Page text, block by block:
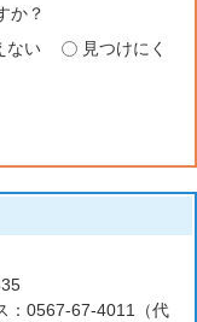
か？
ない
見つけにく
：0567-67-4011（代